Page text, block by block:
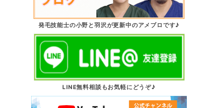
発毛技能士の小野と羽沢が更新中のアメブロです♪
LINE無料相談もお気軽にどうぞ♪